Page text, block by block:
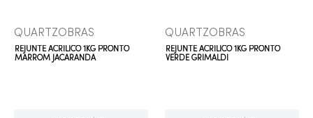
QUARTZOBRAS
REJUNTE ACRILICO 1KG PRONTO
MARROM JACARANDA
QUARTZOBRAS
REJUNTE ACRILICO 1KG PRONTO
VERDE GRIMALDI